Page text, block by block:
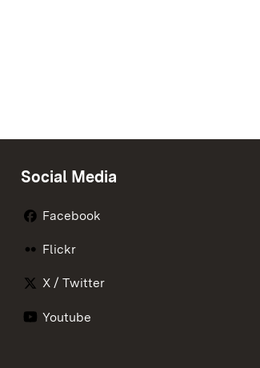
Social Media
Facebook
Flickr
X / Twitter
Youtube